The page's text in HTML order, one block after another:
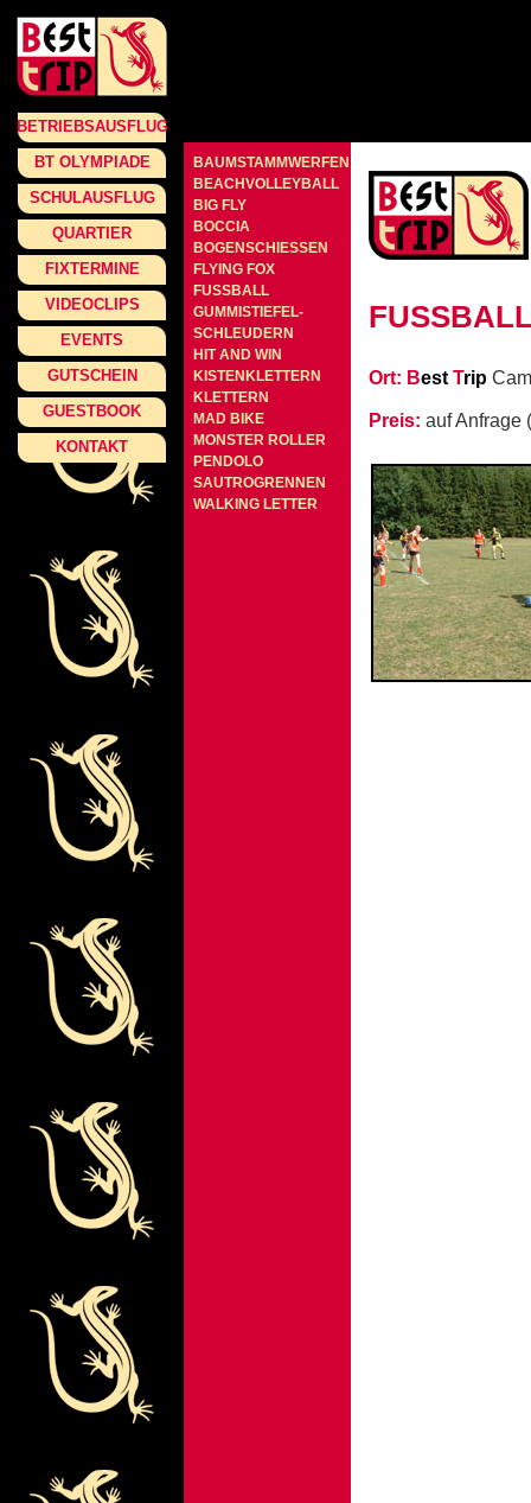
BETRIEBSAUSFLUG
BT OLYMPIADE
SCHULAUSFLUG
QUARTIER
FIXTERMINE
VIDEOCLIPS
EVENTS
GUTSCHEIN
GUESTBOOK
KONTAKT
BAUMSTAMMWERFEN
BEACHVOLLEYBALL
BIG FLY
BOCCIA
BOGENSCHIESSEN
FLYING FOX
FUSSBALL
GUMMISTIEFEL-
SCHLEUDERN
HIT AND WIN
KISTENKLETTERN
KLETTERN
MAD BIKE
MONSTER ROLLER
PENDOLO
SAUTROGRENNEN
WALKING LETTER
Ort: Best Trip
Preis: auf Anfrage